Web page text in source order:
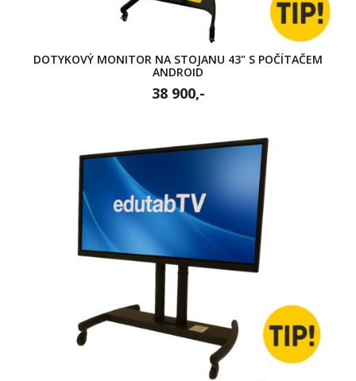
DOTYKOVÝ MONITOR NA STOJANU 43" S POČÍTAČEM
ANDROID
38 900,-